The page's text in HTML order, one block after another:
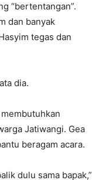
“bertentangan”.
dan banyak
tegas dan
dia.
Jatiwangi. Gea
beragam acara.
dulu sama bapak,”